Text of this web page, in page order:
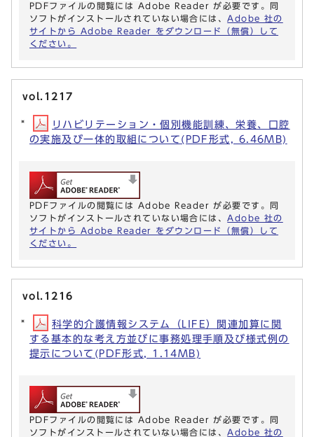
PDFファイルの閲覧には Adobe Reader が必要です。同
ソフトがインストールされていない場合には、 Adobe 社の
サイトから Adobe Reader をダウンロード（無償）して
ください。
vol.1217
リハビリテーション・個別機能訓練、栄養、口腔
の実施及び一体的取組について(PDF形式, 6.46MB)
PDFファイルの閲覧には Adobe Reader が必要です。同
ソフトがインストールされていない場合には、 Adobe 社の
サイトから Adobe Reader をダウンロード（無償）して
ください。
vol.1216
科学的介護情報システム（LIFE）関連加算に関
する基本的な考え方並びに事務処理手順及び様式例の
提示について(PDF形式, 1.14MB)
PDFファイルの閲覧には Adobe Reader が必要です。同
ソフトがインストールされていない場合には、 Adobe 社の